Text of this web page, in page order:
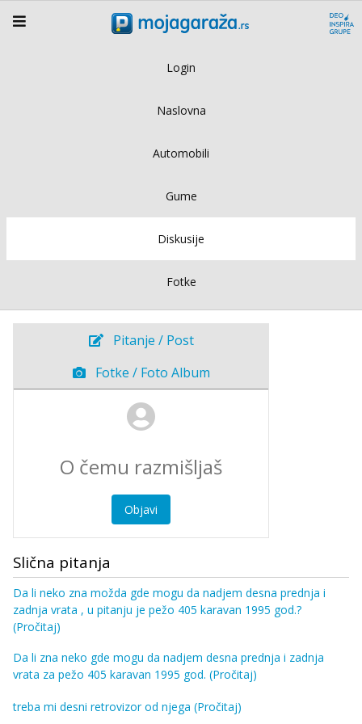
Login
Naslovna
Automobili
Gume
Diskusije
Fotke
Pitanje / Post
Fotke / Foto Album
Objavi
Slična pitanja
Da li neko zna možda gde mogu da nadjem desna prednja i
zadnja vrata , u pitanju je pežo 405 karavan 1995 god.?
(Pročitaj)
Da li zna neko gde mogu da nadjem desna prednja i zadnja
vrata za pežo 405 karavan 1995 god. (Pročitaj)
treba mi desni retrovizor od njega (Pročitaj)